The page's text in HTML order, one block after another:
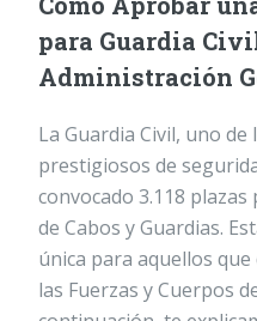
para Guardia
Administración
La Guardia Civil, uno de
prestigiosos de
convocado 3.118
de Cabos y Guardias.
única para aquellos
las Fuerzas y Cuerpos